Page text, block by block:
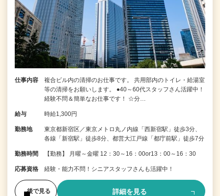
仕事内容
複合ビル内の清掃のお仕事です。 共用部内のトイレ・給湯室
等の清掃をお願いします。 ●40～60代スタッフさん活躍中！
経験不問＆簡単なお仕事です！ ☆分…
給与 時給1,300円
勤務地
東京都新宿区／東京メトロ丸ノ内線「西新宿駅」徒歩3分、
各線「新宿駅」徒歩8分、都営大江戸線「都庁前駅」徒歩7分
勤務時間 【勤務】 月曜～金曜 12：30～16：00or13：00～16：30
応募資格 経験・能力不問！シニアスタッフさんも活躍中！
後で見る 詳細を見る